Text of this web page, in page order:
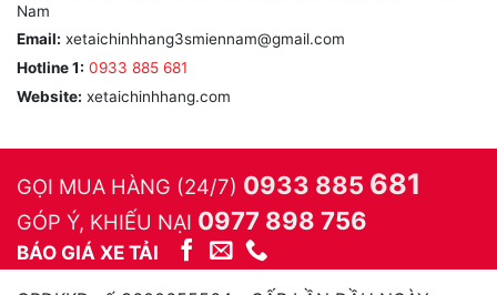
Nam
Email: xetaichinhhang3smiennam@gmail.com
Hotline 1: 0933 885 681
Website: xetaichinhhang.com
GỌI MUA HÀNG (24/7) 0933 885 681
GÓP Ý, KHIẾU NẠI 0977 898 756
BÁO GIÁ XE TẢI